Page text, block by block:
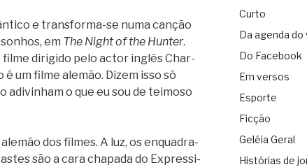
e transforma-se numa can­ção
em The Night of the Hun­ter.
filme diri­gido pelo actor inglês Char­
um filme ale­mão. Dizem isso só
adi­vi­nham o que eu sou de tei­moso
ale­mão dos fil­mes. A luz, os enqua­dra­
são a cara cha­pada do Expres­si­
Curto
Da agenda do
Do Facebook
Em versos
Esporte
Ficção
Geléia Geral
Histórias de